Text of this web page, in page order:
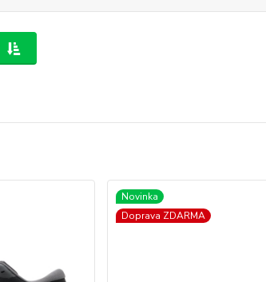
Novinka
Doprava ZDARMA